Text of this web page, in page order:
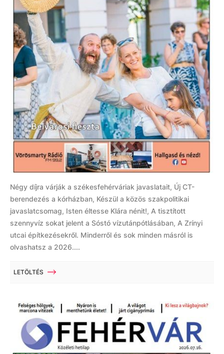
Négy díjra várják a székesfehérváriak javaslatait, Új CT-
berendezés a kórházban, Készül a közös szakpolitikai
javaslatcsomag, Isten éltesse Klára nénit!, A tisztított
szennyvíz sokat jelent a Sóstó vízutánpótlásában, A Zrínyi
utcai építkezésekről. Minderről és sok minden másról is
olvashatsz a 2026....
LETÖLTÉS